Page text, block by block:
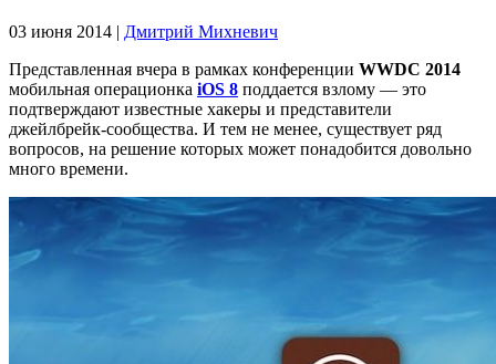
03 июня 2014 | Дмитрий Михневич
Представленная вчера в рамках конференции WWDC 2014
мобильная операционка iOS 8 поддается взлому — это
подтверждают известные хакеры и представители
джейлбрейк-сообщества. И тем не менее, существует ряд
вопросов, на решение которых может понадобится довольно
много времени.